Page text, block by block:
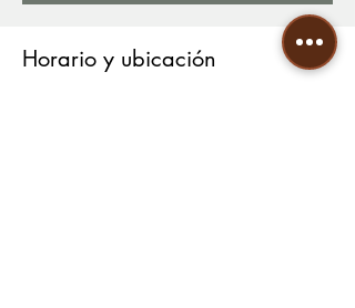
Horario y ubicación